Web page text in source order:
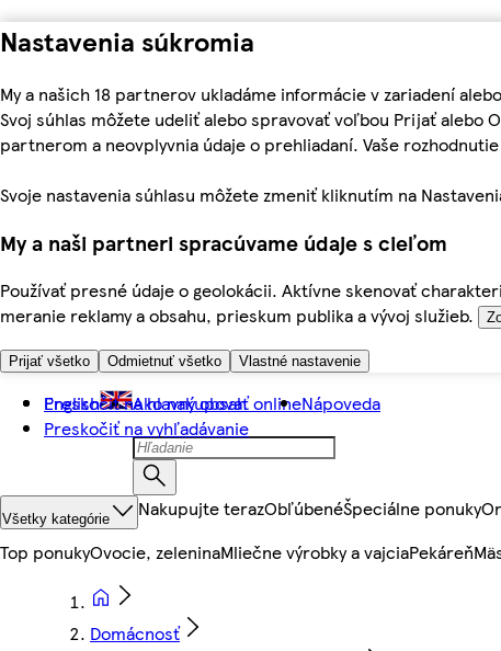
Nastavenia súkromia
My a našich 18 partnerov ukladáme informácie v zariadení
Svoj súhlas môžete udeliť alebo spravovať voľbou Prijať alebo
partnerom a neovplyvnia údaje o prehliadaní. Vaše
Svoje nastavenia súhlasu môžete zmeniť kliknutím na
My a naši partneri spracúvame údaje s cieľom
Používať presné údaje o geolokácii. Aktívne skenovať
meranie reklamy a obsahu, prieskum publika a vývoj služieb.
Prijať všetko Odmietnuť všetko Vlastné nastavenie
Preskočiť na hlavný obsah
Preskočiť na vyhľadávanie
English Ako nakupovať onlineNápoveda
Všetky kategórie Nakupujte terazObľúbenéŠpeciálne ponuky
Top ponukyOvocie, zeleninaMliečne výrobky a vajciaPekáreň
Domácnosť